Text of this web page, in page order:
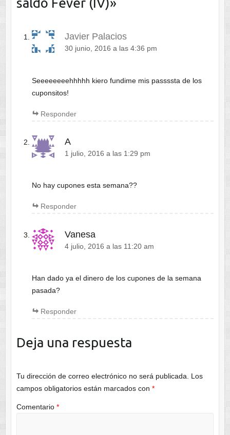
Javier Palacios
30 junio, 2016 a las 4:36 pm
Seeeeeeeehhhhh kiero fundime mis passssta de los
cuponsitos!
Responder
A
1 julio, 2016 a las 1:29 pm
No hay cupones esta semana??
Responder
Vanesa
4 julio, 2016 a las 11:20 am
Han dado ya el dinero de los cupones de la semana
pasada?
Responder
Deja una respuesta
Tu dirección de correo electrónico no será publicada.
Los
campos obligatorios están marcados con *
Comentario *